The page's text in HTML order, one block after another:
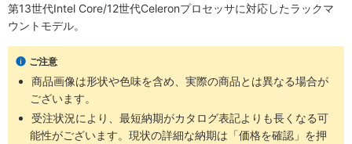
第13世代Intel Core/12世代Celeronプロセッサに対応したラックマ
ウントモデル。
ご注意
商品画像は形状や色味を含め、実際の商品とは異なる場合が
ございます。
受注状況により、最短納期がカタログ表記よりも長くなる可
能性がございます。現状の詳細な納期は「価格を確認」を押